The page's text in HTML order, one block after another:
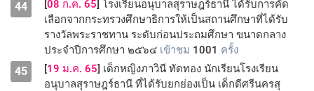
44 [08 ก.ค. 65] โรงเรียนอนุบาลสุราษฎร์ธานี ได้รับการคัด
เลือกจากกระทรวงศึกษาธิการให้เป็นสถานศึกษาที่ได้รับ
รางวัลพระราชทาน ระดับก่อนประถมศึกษา ขนาดกลาง
ประจำปีการศึกษา ๒๕๖๔ เข้าชม 1001 ครั้ง
45 [19 ม.ค. 65] เด็กหญิงภาวินี ทัดทอง นักเรียนโรงเรียน
อนุบาลสุราษฎร์ธานี ที่ได้รับยกย่องเป็น เด็กดีศรีนครสุ